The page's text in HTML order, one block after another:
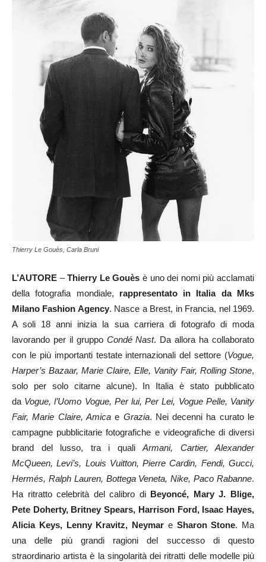
Thierry Le Gouès, Carla Bruni
L’AUTORE –Thierry Le Gouès è uno dei nomi più acclamati
della fotografia mondiale, rappresentato in Italia da Mks
Milano Fashion Agency. Nasce a Brest, in Francia, nel 1969.
A soli 18 anni inizia la sua carriera di fotografo di moda
lavorando per il gruppo Condé Nast. Da allora ha collaborato
con le più importanti testate internazionali del settore (Vogue,
Harper’s Bazaar, Marie Claire, Elle, Vanity Fair, Rolling Stone,
solo per solo citarne alcune). In Italia è stato pubblicato
da Vogue, l’Uomo Vogue, Per lui, Per Lei, Vogue Pelle, Vanity
Fair, Marie Claire, Amicae Grazia. Nei decenni ha curato le
campagne pubblicitarie fotografiche e videografiche di diversi
brand del lusso, tra i quali Armani, Cartier, Alexander
McQueen, Levi’s, Louis Vuitton, Pierre Cardin, Fendi, Gucci,
Hermés, Ralph Lauren, Bottega Veneta, Nike, Paco Rabanne.
Ha ritratto celebrità del calibro di Beyoncé, Mary J. Blige,
Pete Doherty, Britney Spears, Harrison Ford, Isaac Hayes,
Alicia Keys, Lenny Kravitz, Neymar e Sharon Stone. Ma
una delle più grandi ragioni del successo di questo
straordinario artista è la singolarità dei ritratti delle modelle più